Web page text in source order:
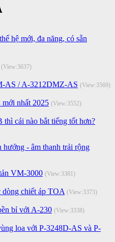
hệ mới, đa năng, có sẵn
(View:3637)
AS / A-3212DMZ-AS (View:3569)
mới nhất 2025 (View:3552)
cái nào bắt tiếng tốt hơn?
- âm thanh trải rộng
VM-3000 (View:3381)
dòng chiết áp TOA (View:3373)
bỉ với A-230 (View:3338)
loa với P-3248D-AS và P-